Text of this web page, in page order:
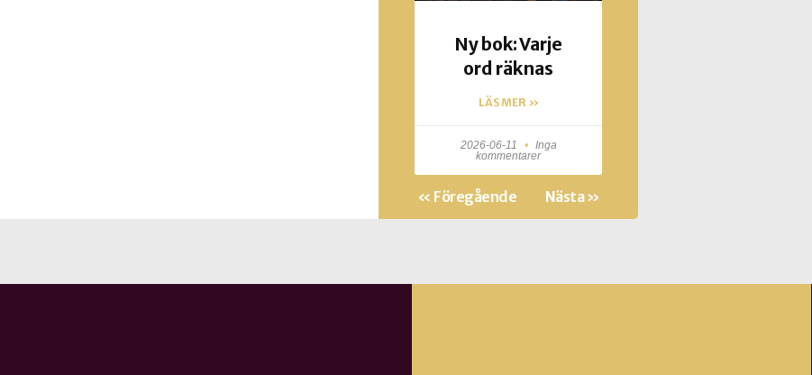
Ny bok: Varje
ord räknas
LÄS MER »
2026-06-11
Inga
kommentarer
« Föregående Nästa »